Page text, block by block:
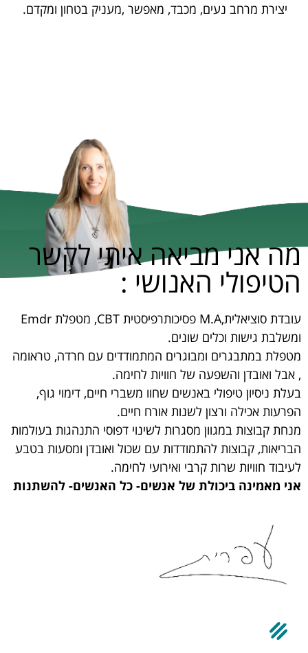
יצירת מרחב נעים, מכבד, מאפשר ,מעניק בטחון ומקדם.
מה אני מביאה איתי לקשר
הטיפולי האנושי :
עובדת סוציאלית,M.A פסיכותרפיסטית CBT, מטפלת Emdr
ומשלבת גישות וכלים שונים.
מטפלת במתבגרים ומבוגרים המתמודדים עם חרדה, טראומה
, אבל ואובדן והשפעה של חוויות לחימה.
בעלת ניסיון טיפולי באנשים שחוו משברי חיים, דימוי גוף,
הפרעות אכילה ורצון לשנות אורח חיים.
מנחת קבוצות במגוון מסגרות לשינוי דפוסי התנהגות בעולמות
הבריאות, קבוצות להתמודדות עם שכול ואובדן ומסעות בטבע
לעיבוד חוויות שרות קרבי ואירועי לחימה.
אני מאמינה ביכולת של אנשים- כל האנשים- להשתנות